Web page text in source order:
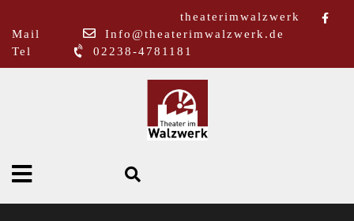
theaterimwalzwerk
Mail
Info@theaterimwalzwerk.de
Tel
02238-4781181